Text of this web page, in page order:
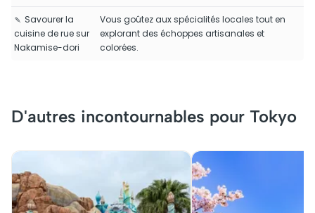
🍡 Savourer la
cuisine de rue sur
Nakamise-dori
Vous goûtez aux spécialités locales tout en
explorant des échoppes artisanales et
colorées.
D'autres incontournables pour Tokyo